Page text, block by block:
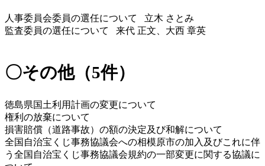
人事委員会委員の選任について   立木 さとみ
監査委員の選任について   来代 正文、大西 章英
〇その他（5件）
徳島県国土利用計画の変更について
権利の放棄について
損害賠償（道路事故）の額の決定及び和解について
全国自治宝くじ事務協議会への相模原市の加入及びこれに伴
う全国自治宝くじ事務協議会規約の一部変更に関する協議に